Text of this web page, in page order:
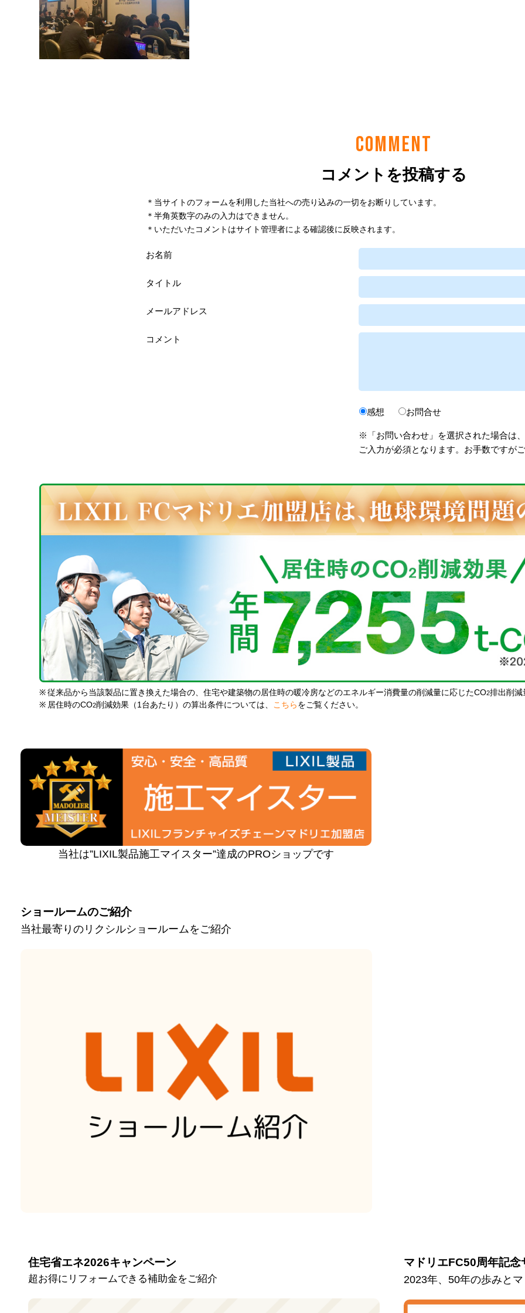
COMMENT
コメントを投稿する
＊当サイトのフォームを利用した当社への売り込みの一切をお断りしています。
＊半角英数字のみの入力はできません。
＊いただいたコメントはサイト管理者による確認後に反映されます。
お名前
タイトル
メールアドレス
コメント
感想 お問合せ
※「お問い合わせ」を選択された場合は
ご入力が必須となります。お手数ですが
※ 従来品から当該製品に置き換えた場合の、住宅や建築物の居住時の暖冷房などのエネルギー消費量の削減量に応じたCO2排出削減
※ 居住時のCO2削減効果（1台あたり）の算出条件については、 こちら をご覧ください。
当社は”LIXIL製品施工マイスター”達成のPROショップです
ショールームのご紹介
当社最寄りのリクシルショールームをご紹介
住宅省エネ2026キャンペーン
超お得にリフォームできる補助金をご紹介
マドリエFC50周年記念
2023年、50年の歩みと